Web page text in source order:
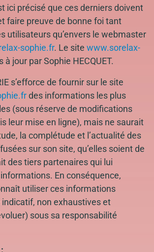
ici précisé que ces derniers doivent
faire preuve de bonne foi tant
utilisateurs qu’envers le webmaster
sophie.fr. Le site www.sorelax-
à jour par Sophie HECQUET.
s’efforce de fournir sur le site
des informations les plus
(sous réserve de modifications
leur mise en ligne), mais ne saurait
la complétude et l’actualité des
sur son site, qu’elles soient de
des tiers partenaires qui lui
En conséquence,
utiliser ces informations
non exhaustives et
sous sa responsabilité